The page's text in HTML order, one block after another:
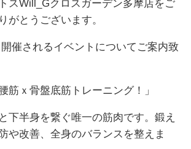
スWill_Gクロスガーデン多摩店をご
がとうございます。
催されるイベントについてご案内致
筋ｘ骨盤底筋トレーニング！」
下半身を繋ぐ唯一の筋肉です。鍛え
や改善、全身のバランスを整えま